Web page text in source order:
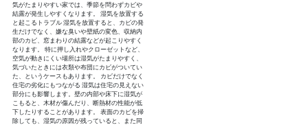
気がたまりやすい家では、季節を問わずカビや
結露が発生しやすくなります。 湿気を放置する
と起こるトラブル 湿気を放置すると、カビの発
生だけでなく、嫌な臭いや壁紙の変色、収納内
部のカビ、窓まわりの結露などが起こりやすく
なります。 特に押し入れやクローゼットなど、
空気が動きにくい場所は湿気がたまりやすく、
気づいたときには衣類や布団にカビがついてい
た、というケースもあります。 カビだけでなく
住宅の劣化にもつながる 湿気は住宅の見えない
部分にも影響します。壁の内部や床下に湿気が
こもると、木材が傷んだり、断熱材の性能が低
下したりすることがあります。 表面のカビを掃
除しても、湿気の原因が残っていると、また同